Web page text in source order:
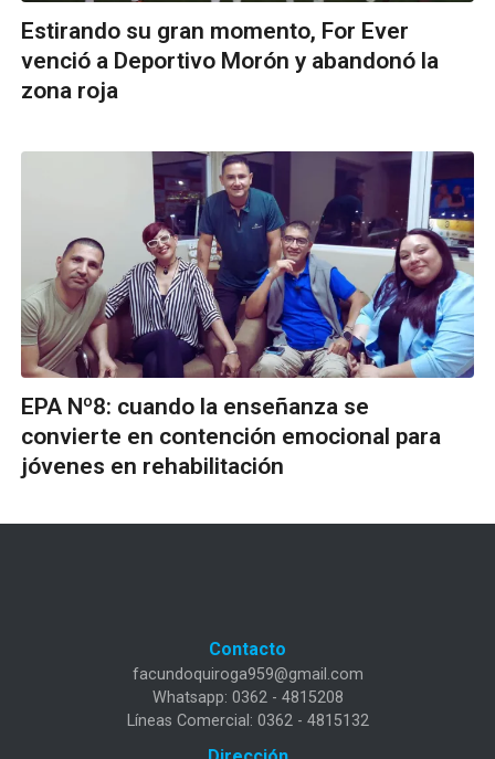
Estirando su gran momento, For Ever
venció a Deportivo Morón y abandonó la
zona roja
EPA Nº8: cuando la enseñanza se
convierte en contención emocional para
jóvenes en rehabilitación
Contacto
facundoquiroga959@gmail.com
Whatsapp: 0362 - 4815208
Líneas Comercial: 0362 - 4815132